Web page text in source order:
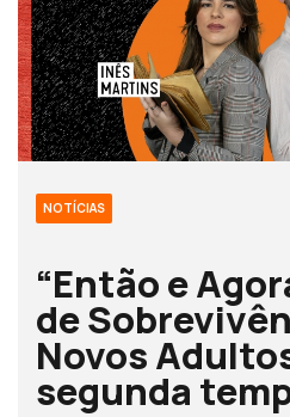
NOTÍCIAS
“Então e
de
Novos
segunda